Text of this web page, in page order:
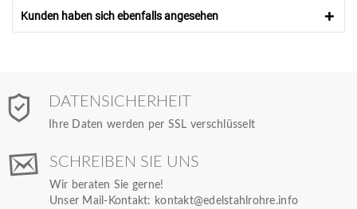
Kunden haben sich ebenfalls angesehen
DATENSICHERHEIT
Ihre Daten werden per SSL verschlüsselt
SCHREIBEN SIE UNS
Wir beraten Sie gerne!
Unser Mail-Kontakt: kontakt@edelstahlrohre.info